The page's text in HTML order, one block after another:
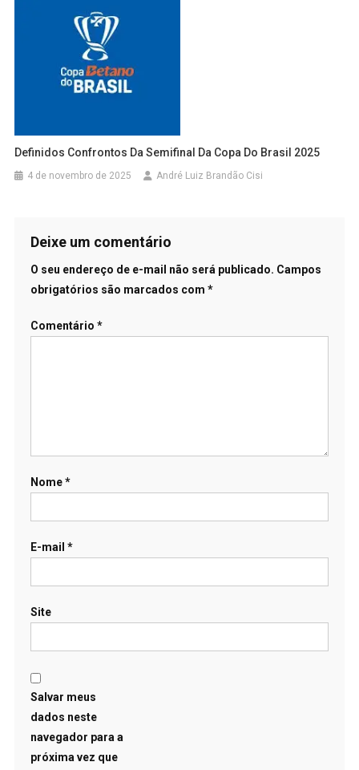
Definidos Confrontos Da Semifinal Da Copa Do Brasil 2025
4 de novembro de 2025 André Luiz Brandão Cisi
Deixe um comentário
O seu endereço de e-mail não será publicado. Campos
obrigatórios são marcados com *
Comentário *
Nome*
E-mail *
Site
Salvar meus
dados neste
navegador para a
próxima vez que